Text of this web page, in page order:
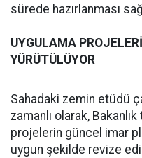
sürede hazırlanması
UYGULAMA
YÜRÜTÜLÜYOR
Sahadaki zemin etüdü
zamanlı olarak,
projelerin güncel imar
uygun şekilde revize